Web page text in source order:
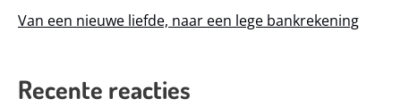
Van een nieuwe liefde, naar een lege bankrekening
Recente reacties